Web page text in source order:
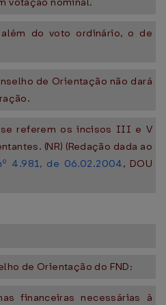
do voto ordinário, o de
de Orientação não dará
se referem os incisos III e V
(NR) (Redação dada ao
4.981, de 06.02.2004, DOU
de Orientação do FND:
financeiras necessárias à